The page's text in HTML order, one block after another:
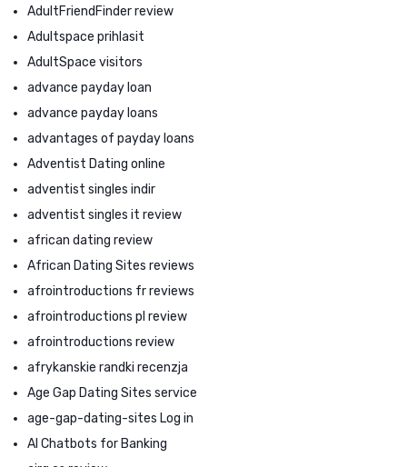
AdultFriendFinder review
Adultspace prihlasit
AdultSpace visitors
advance payday loan
advance payday loans
advantages of payday loans
Adventist Dating online
adventist singles indir
adventist singles it review
african dating review
African Dating Sites reviews
afrointroductions fr reviews
afrointroductions pl review
afrointroductions review
afrykanskie randki recenzja
Age Gap Dating Sites service
age-gap-dating-sites Log in
AI Chatbots for Banking